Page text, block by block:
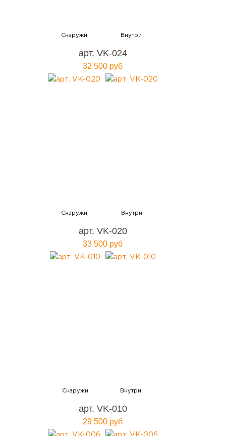
арт. VK-024
32 500 руб
арт. VK-020
33 500 руб
арт. VK-010
29 500 руб